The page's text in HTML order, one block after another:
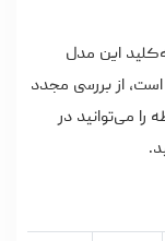
این مدل
تقریباً مشابه نسخه قبلی Victus 16-e0179ng است، از بررسی مجدد
می‌توانید در